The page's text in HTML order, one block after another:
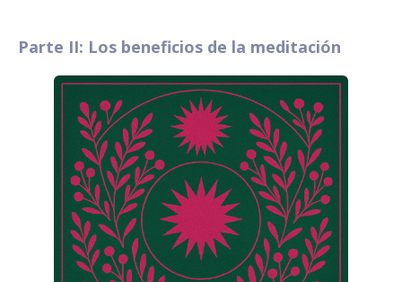
Parte II: Los beneficios de la meditación